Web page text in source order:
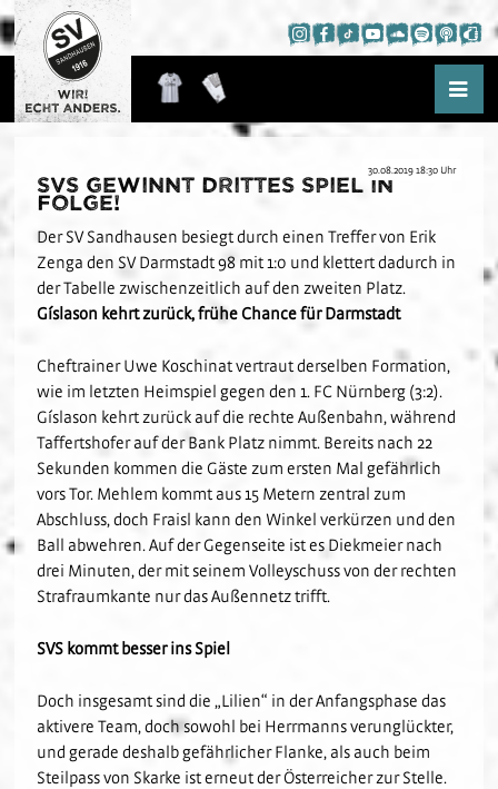
Aktuelles
Presse
Hardtwald-Hörfunk
Hardtwald-TV
Podcast
App
Termine
Saison
Kader
Spielplan
Statistik
WIR!
Fans
Trauer am Hardtwald
Fanausschuss
Fanclubs
Gästefans
Verein
Jetzt Mitglied werden
Nachhaltigkeit
Vorfall melden
Hast Du Nala gesehen?
Kids-Club
Hardtwald-Helden
Stadion am Hardtwald
Partner-Familie
Hospitality
Sponsoring
Partner-Events
Jobs
Nachwuchs
Über das NLZ
Teams
U19
U17
U16
U15
U12
Förderteam
Schulkooperationen
Förderverein
Sandhäuser Kids
30.08.2019 18:30 Uhr
SVS gewinnt drittes Spiel in
Folge!
Der SV Sandhausen besiegt durch einen Treffer von Erik
Zenga den SV Darmstadt 98 mit 1:0 und klettert dadurch in
der Tabelle zwischenzeitlich auf den zweiten Platz.
Gíslason kehrt zurück, frühe Chance für Darmstadt
Cheftrainer Uwe Koschinat vertraut derselben Formation,
wie im letzten Heimspiel gegen den 1. FC Nürnberg (3:2).
Gíslason kehrt zurück auf die rechte Außenbahn, während
Taffertshofer auf der Bank Platz nimmt. Bereits nach 22
Sekunden kommen die Gäste zum ersten Mal gefährlich
vors Tor. Mehlem kommt aus 15 Metern zentral zum
Abschluss, doch Fraisl kann den Winkel verkürzen und den
Ball abwehren. Auf der Gegenseite ist es Diekmeier nach
drei Minuten, der mit seinem Volleyschuss von der rechten
Strafraumkante nur das Außennetz trifft.
SVS kommt besser ins Spiel
Doch insgesamt sind die „Lilien“ in der Anfangsphase das
aktivere Team, doch sowohl bei Herrmanns verunglückter,
und gerade deshalb gefährlicher Flanke, als auch beim
Steilpass von Skarke ist erneut der Österreicher zur Stelle.